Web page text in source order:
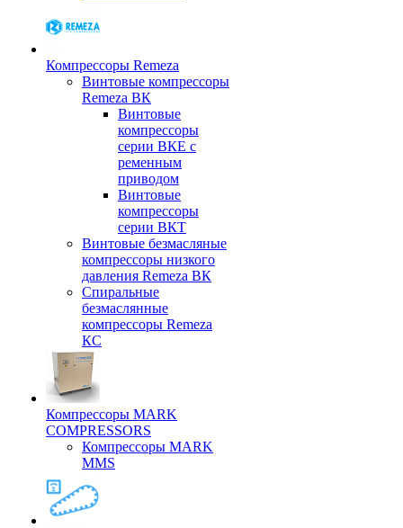
Компрессоры Remeza
Винтовые компрессоры
Remeza ВК
Винтовые
компрессоры
серии ВКЕ с
ременным
приводом
Винтовые
компрессоры
серии ВКТ
Винтовые безмасляные
компрессоры низкого
давления Remeza ВК
Спиральные
безмаслянные
компрессоры Remeza
КС
Компрессоры MARK
COMPRESSORS
Компрессоры MARK
MMS